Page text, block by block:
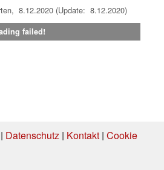
8.12.2020 (Update: 8.12.2020)
failed!
Datenschutz| Kontakt| Cookie